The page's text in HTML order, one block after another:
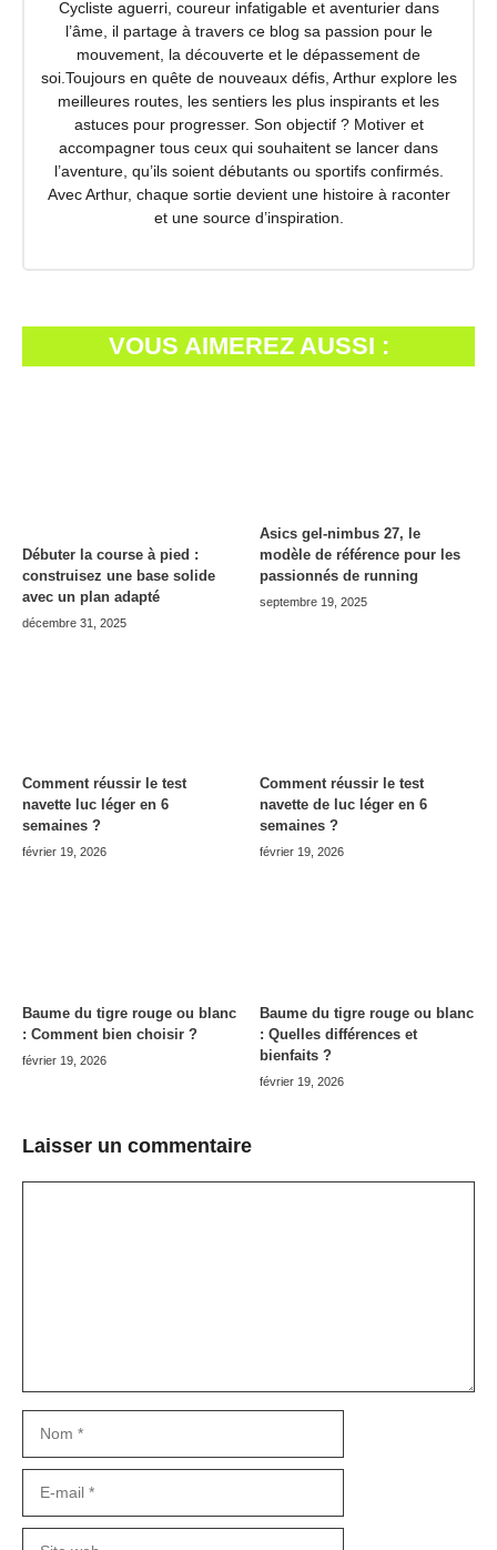
Cycliste aguerri, coureur infatigable et aventurier dans
l’âme, il partage à travers ce blog sa passion pour le
mouvement, la découverte et le dépassement de
soi.Toujours en quête de nouveaux défis, Arthur explore les
meilleures routes, les sentiers les plus inspirants et les
astuces pour progresser. Son objectif ? Motiver et
accompagner tous ceux qui souhaitent se lancer dans
l’aventure, qu’ils soient débutants ou sportifs confirmés.
Avec Arthur, chaque sortie devient une histoire à raconter
et une source d’inspiration.
VOUS AIMEREZ AUSSI :
Débuter la course à pied :
construisez une base solide
avec un plan adapté
décembre 31, 2025
Asics gel-nimbus 27, le
modèle de référence pour les
passionnés de running
septembre 19, 2025
Comment réussir le test
navette luc léger en 6
semaines ?
février 19, 2026
Comment réussir le test
navette de luc léger en 6
semaines ?
février 19, 2026
Baume du tigre rouge ou blanc
: Comment bien choisir ?
février 19, 2026
Baume du tigre rouge ou blanc
: Quelles différences et
bienfaits ?
février 19, 2026
Laisser un commentaire
mail